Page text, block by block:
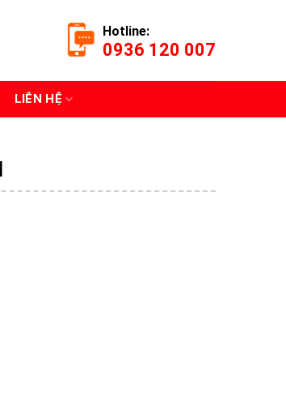
Hotline:
0936 120 007
LIÊN HỆ